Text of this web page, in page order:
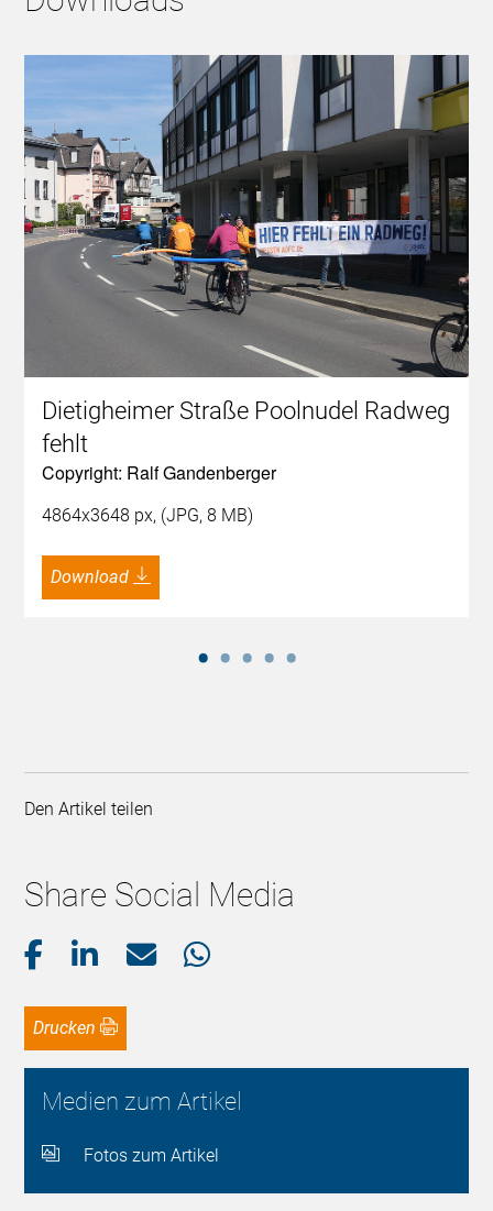
Dietigheimer Straße Poolnudel Radweg
fehlt
Copyright: Ralf Gandenberger
4864x3648 px, (JPG, 8 MB)
Download
Den Artikel teilen
Share Social Media
Drucken
Medien zum Artikel
Fotos zum Artikel